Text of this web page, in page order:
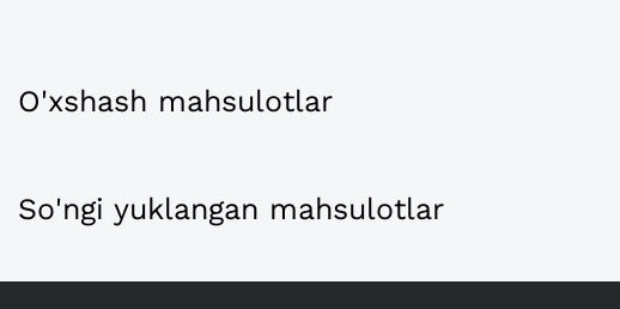
O'xshash mahsulotlar
So'ngi yuklangan mahsulotlar